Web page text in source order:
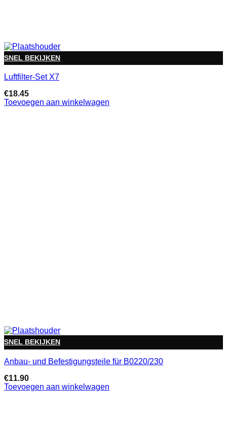
SNEL BEKIJKEN
Luftfilter-Set X7
€18.45
Toevoegen aan winkelwagen
SNEL BEKIJKEN
Anbau- und Befestigungsteile für B0220/230
€11.90
Toevoegen aan winkelwagen